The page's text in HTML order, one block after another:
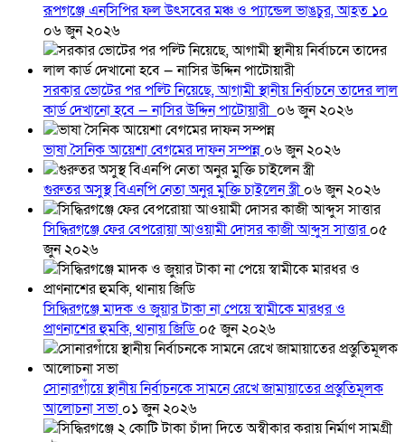
রূপগঞ্জে এনসিপির ফল উৎসবের মঞ্চ ও প্যান্ডেল ভাঙচুর, আহত ১০
০৬ জুন ২০২৬
সরকার ভোটের পর পল্টি নিয়েছে, আগামী স্থানীয় নির্বাচনে তাদের লাল
কার্ড দেখানো হবে — নাসির উদ্দিন পাটোয়ারী ০৬ জুন ২০২৬
ভাষা সৈনিক আয়েশা বেগমের দাফন সম্পন্ন ০৬ জুন ২০২৬
গুরুতর অসুস্থ বিএনপি নেতা অনুর মুক্তি চাইলেন স্ত্রী০৬ জুন ২০২৬
সিদ্ধিরগঞ্জে ফের বেপরোয়া আওয়ামী দোসর কাজী আব্দুস সাত্তার০৫
জুন ২০২৬
সিদ্ধিরগঞ্জে মাদক ও জুয়ার টাকা না পেয়ে স্বামীকে মারধর ও
প্রাণনাশের হুমকি, থানায় জিডি০৫ জুন ২০২৬
সোনারগাঁয়ে স্থানীয় নির্বাচনকে সামনে রেখে জামায়াতের প্রস্তুতিমূলক
আলোচনা সভা ০১ জুন ২০২৬